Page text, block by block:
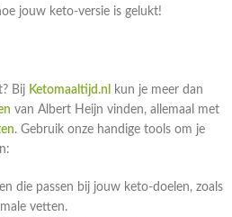
jouw keto-versie is gelukt!
Bij Ketomaaltijd.nl
kun je meer dan
van Albert Heijn vinden, allemaal met
. Gebruik onze handige tools om je
die passen bij jouw keto-doelen, zoals
vetten.